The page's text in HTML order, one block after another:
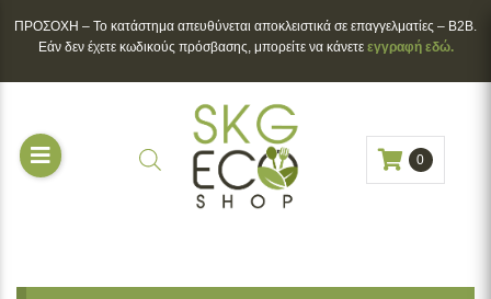
ΠΡΟΣΟΧΗ – To κατάστημα απευθύνεται αποκλειστικά σε επαγγελματίες – B2B.
Εάν δεν έχετε κωδικούς πρόσβασης, μπορείτε να κάνετε εγγραφή εδώ.
0